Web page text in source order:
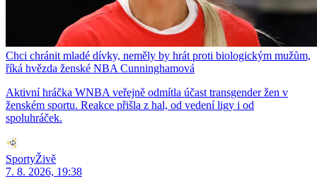
Chci chránit mladé dívky, neměly by hrát proti biologickým mužům,
říká hvězda ženské NBA Cunninghamová
Aktivní hráčka WNBA veřejně odmítla účast transgender žen v
ženském sportu. Reakce přišla z hal, od vedení ligy i od
spoluhráček.
SportyŽivě
7. 8. 2026, 19:38